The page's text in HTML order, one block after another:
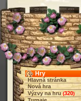
Hry
Hlavná stránka
Nová hra
Výzvy na hru (320)